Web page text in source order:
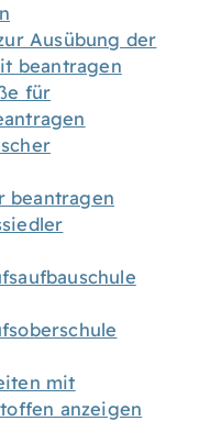
Ausübung der
beantragen
für
beantragen
mit
anzeigen